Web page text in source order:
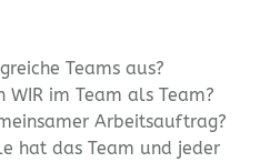
Teams aus?
WIR im Team als Team?
Arbeitsauftrag?
hat das Team und jeder